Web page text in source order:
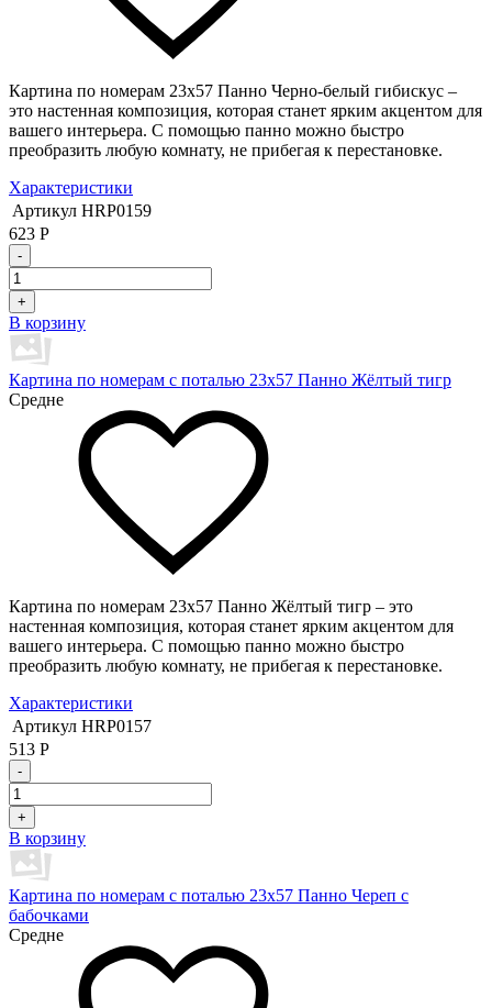
Картина по номерам 23х57 Панно Черно-белый гибискус –
это настенная композиция, которая станет ярким акцентом для
вашего интерьера. С помощью панно можно быстро
преобразить любую комнату, не прибегая к перестановке.
Характеристики
Артикул HRP0159
623 Р
-
+
В корзину
Картина по номерам с поталью 23х57 Панно Жёлтый тигр
Средне
Картина по номерам 23х57 Панно Жёлтый тигр – это
настенная композиция, которая станет ярким акцентом для
вашего интерьера. С помощью панно можно быстро
преобразить любую комнату, не прибегая к перестановке.
Характеристики
Артикул HRP0157
513 Р
-
+
В корзину
Картина по номерам с поталью 23х57 Панно Череп с
бабочками
Средне